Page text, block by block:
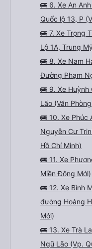
🚌 6. Xe An
Quốc lộ 13, P
🚌 7. Xe Trọng
Lộ 1A, Trung
🚌 8. Xe Nam
Đường Phạm
🚌 9. Xe Huỳnh
Lão (Văn
🚌 10. Xe Phúc
Nguyễn Cư
Hồ Chí Minh)
🚌 11. Xe
Miền Đông Mới)
🚌 12. Xe Bình
đường Hoàng
Mới)
🚌 13. Xe Trà
Ngũ Lão (Vp.